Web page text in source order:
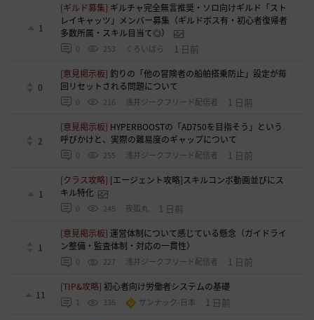
1
[ギルド募集] ギルチャ完全無言推奨・ソロ向けギルド「スト
レイキャッツ」メンバー募集（ギルドボス有・初心者復帰者
多数所属・スキル目当て◎）
0 253 くろいばら 1 日前
0
[意見掲示板]釣りの「他の冒険者の船舶搭乗防止」設定が毎
回リセットされる問題について
0 216 浅井ジークフリード配信者 1 日前
2
[意見掲示板] HYPERBOOSTの「AD750を目指そう」という
呼びかけと、実際の難易度のギャップについて
0 255 浅井ジークフリード配信者 1 日前
1
[クラス攻略] [エージェント攻略]スキルコンボ動画並びにス
キル特化
0 245 夜狐丸 1 日前
1
[意見掲示板]運営体制について感じている懸念（ガイドライ
ン整備・監査体制・対応の一貫性）
0 227 浅井ジークフリード配信者 1 日前
11
[TIP&攻略]初心者向け労働者システムの基礎
1 336 ザンナック-日本 1 日前